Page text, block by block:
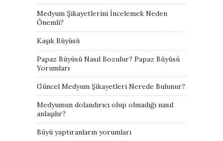
Medyum Şikayetlerini İncelemek Neden
Önemli?
Kaşık Büyüsü
Papaz Büyüsü Nasıl Bozulur? Papaz Büyüsü
Yorumları
Güncel Medyum Şikayetleri Nerede Bulunur?
Medyumun dolandırıcı olup olmadığı nasıl
anlaşılır?
Büyü yaptıranların yorumları